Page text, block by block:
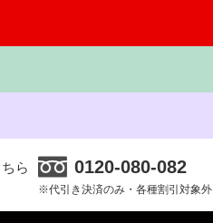
ら 0120-080-082
※代引き決済のみ・各種割引対象外